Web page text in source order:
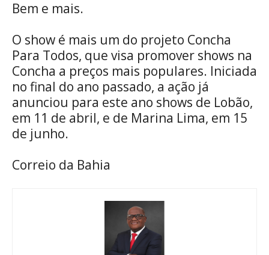
Bem e mais.
O show é mais um do projeto Concha
Para Todos, que visa promover shows na
Concha a preços mais populares. Iniciada
no final do ano passado, a ação já
anunciou para este ano shows de Lobão,
em 11 de abril, e de Marina Lima, em 15
de junho.
Correio da Bahia